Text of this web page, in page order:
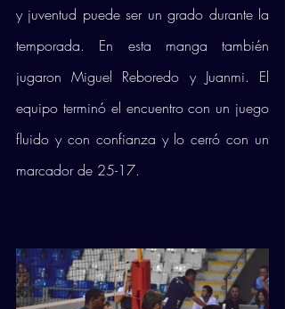
y juventud puede ser un grado durante la
temporada. En esta manga también
jugaron Miguel Reboredo y Juanmi. El
equipo terminó el encuentro con un juego
fluido y con confianza y lo cerró con un
marcador de 25-17.